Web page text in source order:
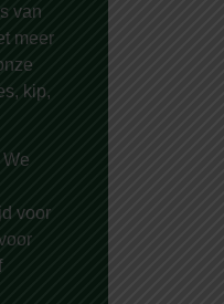
van
meer
kip,
voor